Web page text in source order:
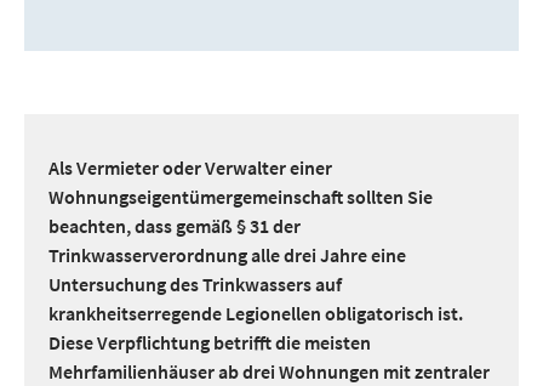
Als Vermieter oder Verwalter einer
Wohnungseigentümergemeinschaft sollten Sie
beachten, dass gemäß § 31 der
Trinkwasserverordnung alle drei Jahre eine
Untersuchung des Trinkwassers auf
krankheitserregende Legionellen obligatorisch ist.
Diese Verpflichtung betrifft die meisten
Mehrfamilienhäuser ab drei Wohnungen mit zentraler